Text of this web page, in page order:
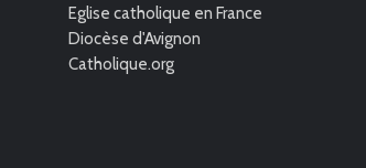
Eglise catholique en France
Diocèse d'Avignon
Catholique.org